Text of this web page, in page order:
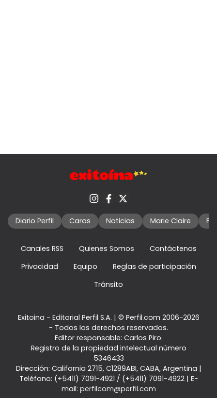
Diario Perfil Caras Noticias Marie Claire
Canales RSS Quienes Somos
Contáctenos
Privacidad
Equipo
Reglas de participación
Tránsito
Exitoina - Editorial Perfil S.A. | © Perfil.com 2006-2026
- Todos los derechos reservados.
Editor responsable: Carlos Piro.
Registro de la propiedad intelectual número
5346433
Dirección: California 2715, C1289ABI, CABA, Argentina |
Teléfono: (+5411) 7091-4921 / (+5411) 7091-4922| E-
mail: perfilcom@perfil.com